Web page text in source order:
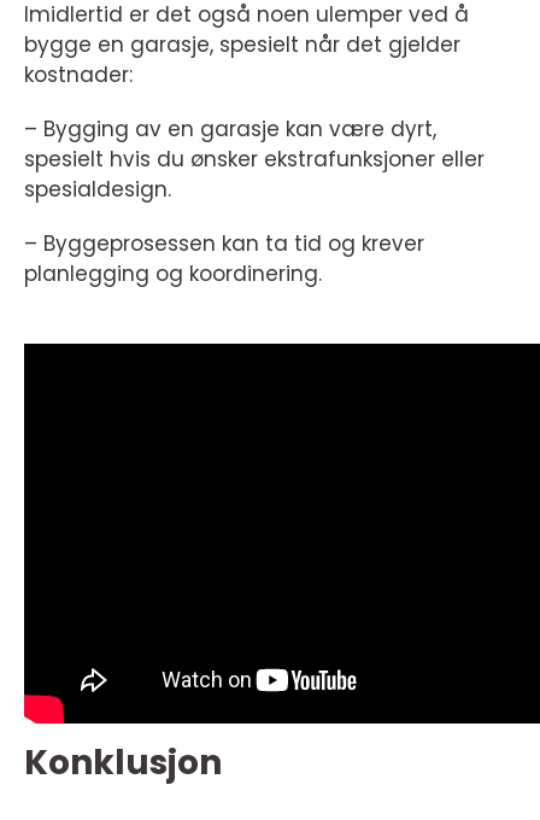
Imidlertid er det også noen ulemper ved å
bygge en garasje, spesielt når det gjelder
kostnader:
– Bygging av en garasje kan være dyrt,
spesielt hvis du ønsker ekstrafunksjoner eller
spesialdesign.
– Byggeprosessen kan ta tid og krever
planlegging og koordinering.
Konklusjon